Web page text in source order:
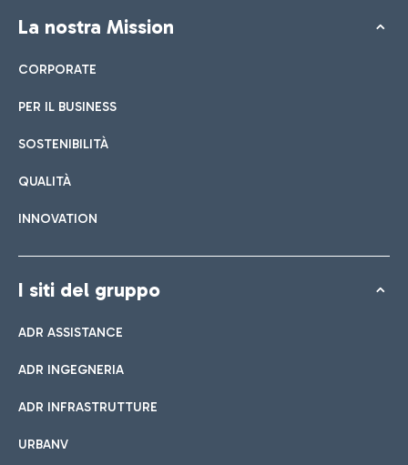
La nostra Mission
CORPORATE
PER IL BUSINESS
SOSTENIBILITÀ
QUALITÀ
INNOVATION
I siti del gruppo
ADR ASSISTANCE
ADR INGEGNERIA
ADR INFRASTRUTTURE
URBANV